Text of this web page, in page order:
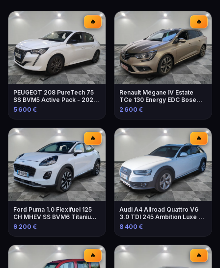
🔥
PEUGEOT 208 PureTech 75
SS BVM5 Active Pack - 2021 -
Excellente occasion
5 600 €
🔥
Renault Mégane IV Estate
TCe 130 Energy EDC Bose
Edition - 2016
2 600 €
🔥
Ford Puma 1.0 Flexifuel 125
CH MHEV SS BVM6 Titanium -
Voiture 2023
9 200 €
🔥
Audi A4 Allroad Quattro V6
3.0 TDI 245 Ambition Luxe S
Tronic
8 400 €
🔥 🔥